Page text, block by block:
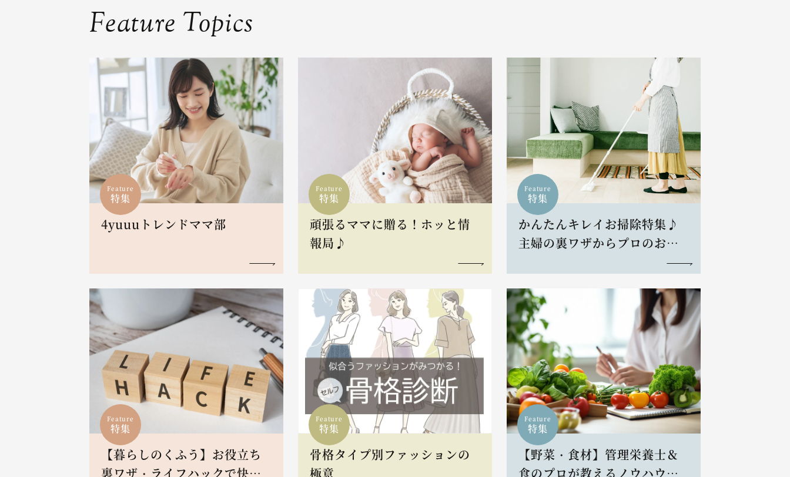
Feature Topics
Feature
特集
4yuuuトレンドママ部
Feature
特集
頑張るママに贈る！ホッと情
報局♪
Feature
特集
かんたんキレイお掃除特集♪
主婦の裏ワザからプロのお掃
Feature
特集
【暮らしのくふう】お役立ち
裏ワザ・ライフハックで快適L
Feature
特集
骨格タイプ別ファッションの
極意
Feature
特集
【野菜・食材】管理栄養士＆
食のプロが教えるノウハウと